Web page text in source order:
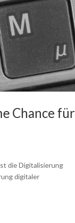
Chance für
die Digitalisierung
digitaler